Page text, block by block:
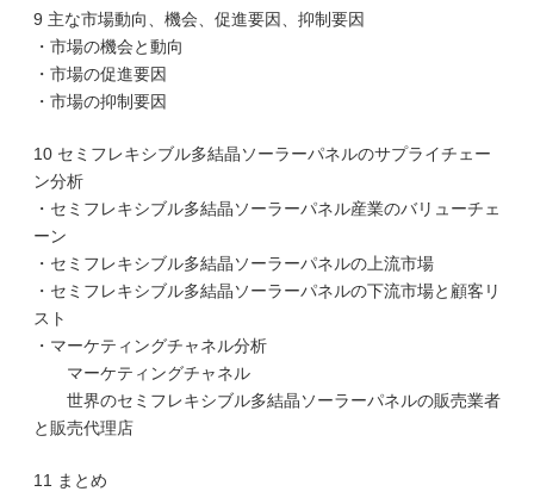
9 主な市場動向、機会、促進要因、抑制要因
・市場の機会と動向
・市場の促進要因
・市場の抑制要因
10 セミフレキシブル多結晶ソーラーパネルのサプライチェー
ン分析
・セミフレキシブル多結晶ソーラーパネル産業のバリューチェ
ーン
・セミフレキシブル多結晶ソーラーパネルの上流市場
・セミフレキシブル多結晶ソーラーパネルの下流市場と顧客リ
スト
・マーケティングチャネル分析
マーケティングチャネル
世界のセミフレキシブル多結晶ソーラーパネルの販売業者
と販売代理店
11 まとめ